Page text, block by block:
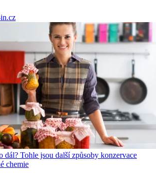
dál? Tohle jsou další způsoby konzervace
chemie